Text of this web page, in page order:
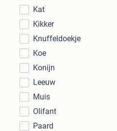
Kat
Kikker
Knuffeldoekje
Koe
Konijn
Leeuw
Muis
Olifant
Paard